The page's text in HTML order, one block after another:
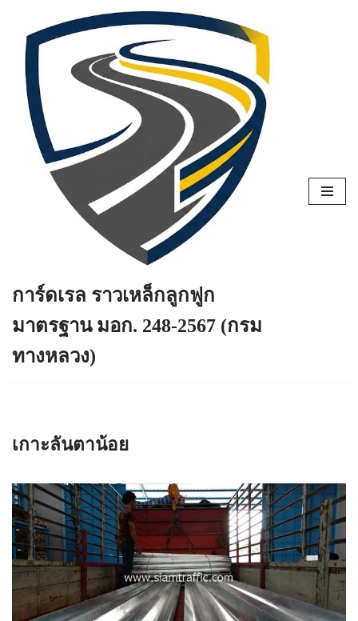
Skip
content
การ์ดเรล ราวเหล็กลูกฟูก
มาตรฐาน มอก. 248-2567 (กรม
ทางหลวง)
เกาะลันตาน้อย